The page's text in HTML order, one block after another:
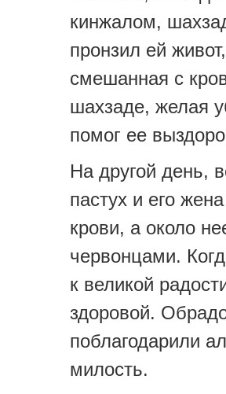
кинжалом,
пронзил ей
смешанная с
шахзаде, желая
помог ее
На другой день,
пастух и его
крови, а около
червонцами.
к великой
здоровой.
поблагодарили
милость.